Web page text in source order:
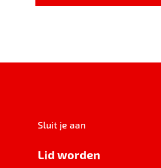
Sluit je aan
Lid worden